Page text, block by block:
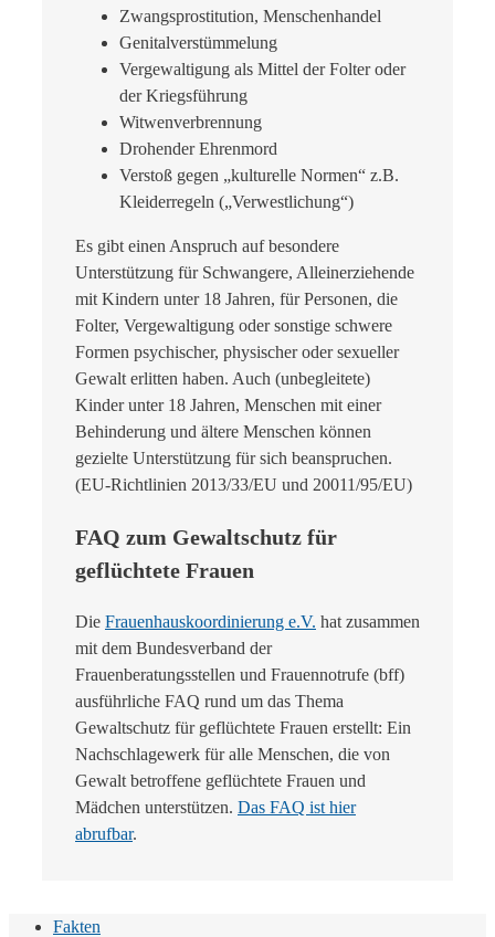
Zwangsprostitution, Menschenhandel
Genitalverstümmelung
Vergewaltigung als Mittel der Folter oder
der Kriegsführung
Witwenverbrennung
Drohender Ehrenmord
Verstoß gegen „kulturelle Normen“ z.B.
Kleiderregeln („Verwestlichung“)
Es gibt einen Anspruch auf besondere
Unterstützung für Schwangere, Alleinerziehende
mit Kindern unter 18 Jahren, für Personen, die
Folter, Vergewaltigung oder sonstige schwere
Formen psychischer, physischer oder sexueller
Gewalt erlitten haben. Auch (unbegleitete)
Kinder unter 18 Jahren, Menschen mit einer
Behinderung und ältere Menschen können
gezielte Unterstützung für sich beanspruchen.
(EU-Richtlinien 2013/33/EU und 20011/95/EU)
FAQ zum Gewaltschutz für
geflüchtete Frauen
Die Frauenhauskoordinierung e.V. hat zusammen
mit dem Bundesverband der
Frauenberatungsstellen und Frauennotrufe (bff)
ausführliche FAQ rund um das Thema
Gewaltschutz für geflüchtete Frauen erstellt: Ein
Nachschlagewerk für alle Menschen, die von
Gewalt betroffene geflüchtete Frauen und
Mädchen unterstützen. Das FAQ ist hier
abrufbar.
Fakten